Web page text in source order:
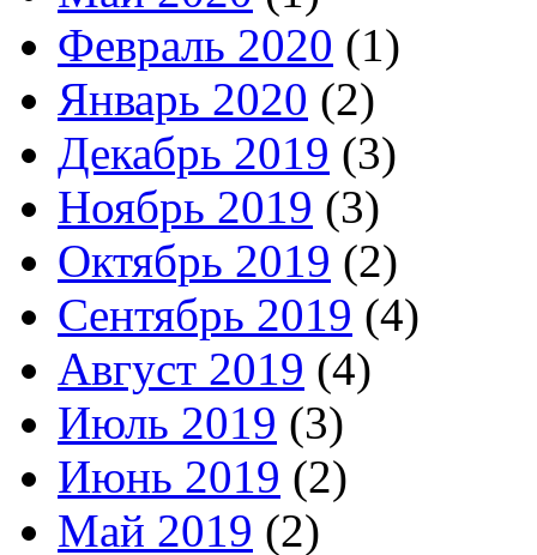
Февраль 2020 (1)
Январь 2020 (2)
Декабрь 2019 (3)
Ноябрь 2019 (3)
Октябрь 2019 (2)
Сентябрь 2019 (4)
Август 2019 (4)
Июль 2019 (3)
Июнь 2019 (2)
Май 2019 (2)